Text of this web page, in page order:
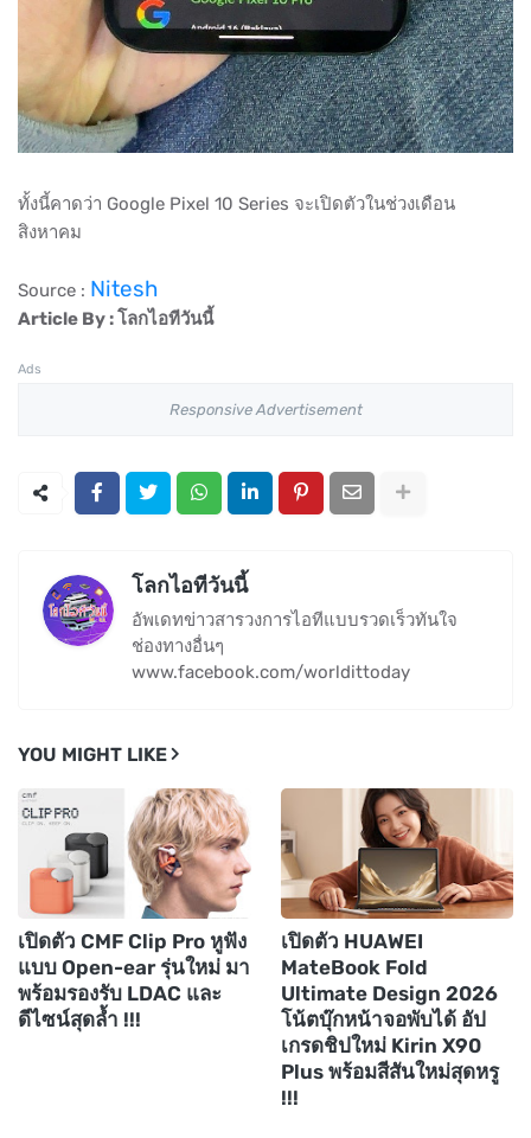
ทั้งนี้คาดว่า Google Pixel 10 Series จะเปิดตัวในช่วงเดือน
สิงหาคม
Source : Nitesh
Article By : โลกไอทีวันนี้
Ads
Responsive Advertisement
โลกไอทีวันนี้
อัพเดทข่าวสารวงการไอทีแบบรวดเร็วทันใจ
ช่องทางอื่นๆ
www.facebook.com/worldittoday
YOU MIGHT LIKE
เปิดตัว CMF Clip Pro หูฟัง
แบบ Open-ear รุ่นใหม่ มา
พร้อมรองรับ LDAC และ
ดีไซน์สุดล้ำ !!!
เปิดตัว HUAWEI
MateBook Fold
Ultimate Design 2026
โน้ตบุ๊กหน้าจอพับได้ อัป
เกรดชิปใหม่ Kirin X90
Plus พร้อมสีสันใหม่สุดหรู
!!!